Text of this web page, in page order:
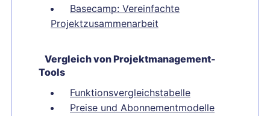
Basecamp: Vereinfachte
Projektzusammenarbeit
Vergleich von Projektmanagement-
Tools
Funktionsvergleichstabelle
Preise und Abonnementmodelle